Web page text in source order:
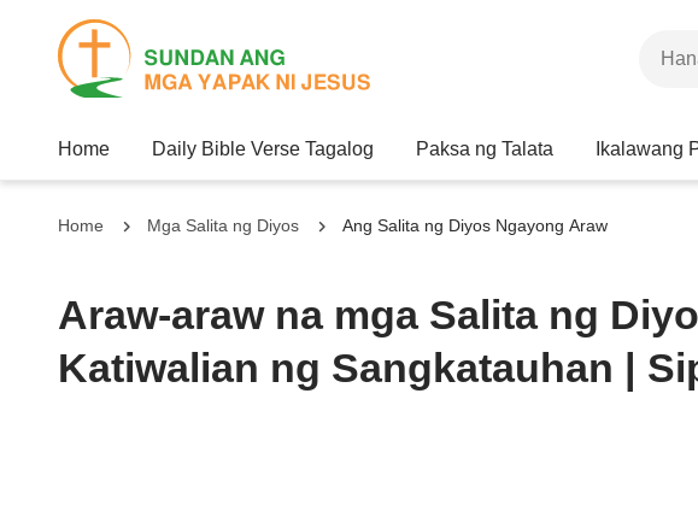
Home Daily Bible Verse Tagalog Paksa ng Talata Ikalawang
Home Mga Salita ng Diyos Ang Salita ng Diyos Ngayong Araw
Araw-araw na mga Salita ng
Katiwalian ng Sangkatauhan |